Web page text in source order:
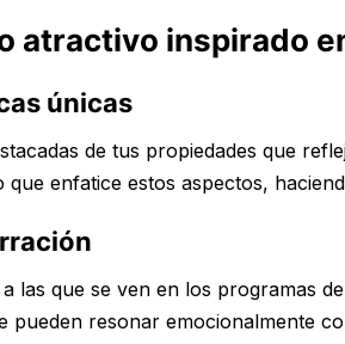
atractivo inspirado
únicas
de tus propiedades que
que enfatice estos aspectos,
las que se ven en los programas
pueden resonar emocionalmente